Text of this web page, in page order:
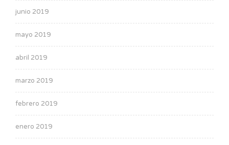
junio 2019
mayo 2019
abril 2019
marzo 2019
febrero 2019
enero 2019